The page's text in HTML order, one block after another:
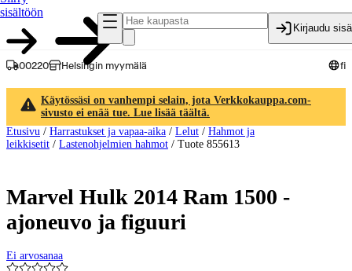
sisältöön
Kirjaudu
00220 Helsingin myymälä fi
Käytössäsi on vanhempi selain, jota Verkkokauppa.com-
sivusto ei enää tue. Lue lisää täältä.
Etusivu / Harrastukset ja vapaa-aika / Lelut / Hahmot ja
leikkisetit / Lastenohjelmien hahmot / Tuote 855613
Marvel Hulk 2014 Ram 1500 -
ajoneuvo ja figuuri
Ei arvosanaa